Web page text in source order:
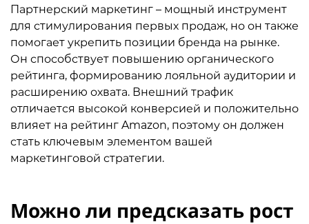
Партнерский маркетинг – мощный инструмент
для стимулирования первых продаж, но он также
помогает укрепить позиции бренда на рынке.
Он способствует повышению органического
рейтинга, формированию лояльной аудитории и
расширению охвата. Внешний трафик
отличается высокой конверсией и положительно
влияет на рейтинг Amazon, поэтому он должен
стать ключевым элементом вашей
маркетинговой стратегии.
Можно ли предсказать рост